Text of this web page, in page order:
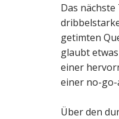
Das
getimten
glaubt
einer
einer no-go-
Über den